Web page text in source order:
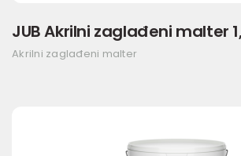
JUB Akrilni zaglađeni malter
Akrilni zaglađeni malter